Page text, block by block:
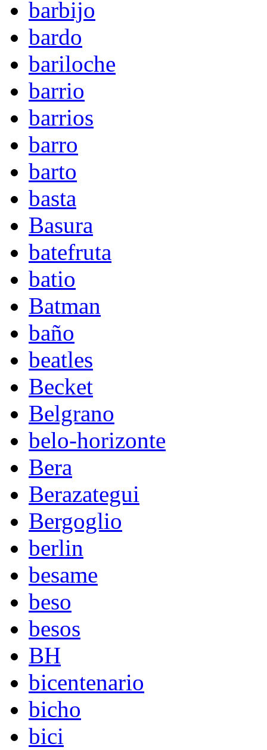
barbijo
bardo
bariloche
barrio
barrios
barro
barto
basta
Basura
batefruta
batio
Batman
baño
beatles
Becket
Belgrano
belo-horizonte
Bera
Berazategui
Bergoglio
berlin
besame
beso
besos
BH
bicentenario
bicho
bici